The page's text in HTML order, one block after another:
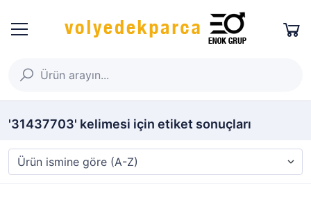
'31437703' kelimesi için etiket sonuçları